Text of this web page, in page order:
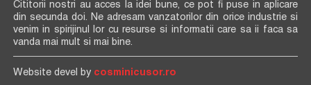
Cititorii nostri au acces la idei bune, ce pot fi puse in aplicare
din secunda doi. Ne adresam vanzatorilor din orice industrie si
venim in spirijinul lor cu resurse si informatii care sa ii faca sa
vanda mai mult si mai bine.
Website devel by cosminicusor.ro